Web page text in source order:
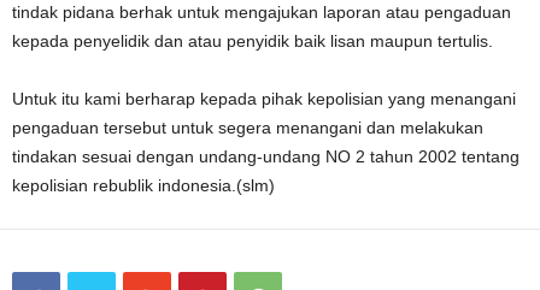
tindak pidana berhak untuk mengajukan laporan atau pengaduan
kepada penyelidik dan atau penyidik baik lisan maupun tertulis.
Untuk itu kami berharap kepada pihak kepolisian yang menangani
pengaduan tersebut untuk segera menangani dan melakukan
tindakan sesuai dengan undang-undang NO 2 tahun 2002 tentang
kepolisian rebublik indonesia.(slm)